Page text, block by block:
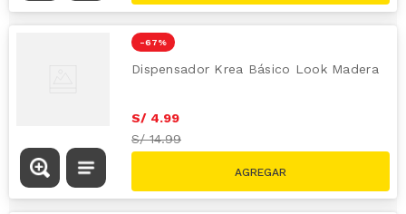
-67 %
Dispensador Krea Básico Look Madera
S/ 4.99
S/14.99